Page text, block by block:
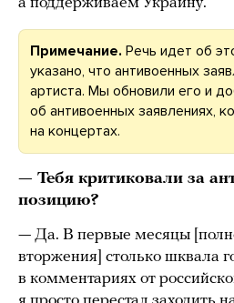
Примечание. Речь идет об
указано, что антивоенных
артиста. Мы обновили его и
об антивоенных заявлениях,
на концертах.
— Тебя критиковали за
позицию?
— Да. В первые месяцы
вторжения] столько шквала
в комментариях от